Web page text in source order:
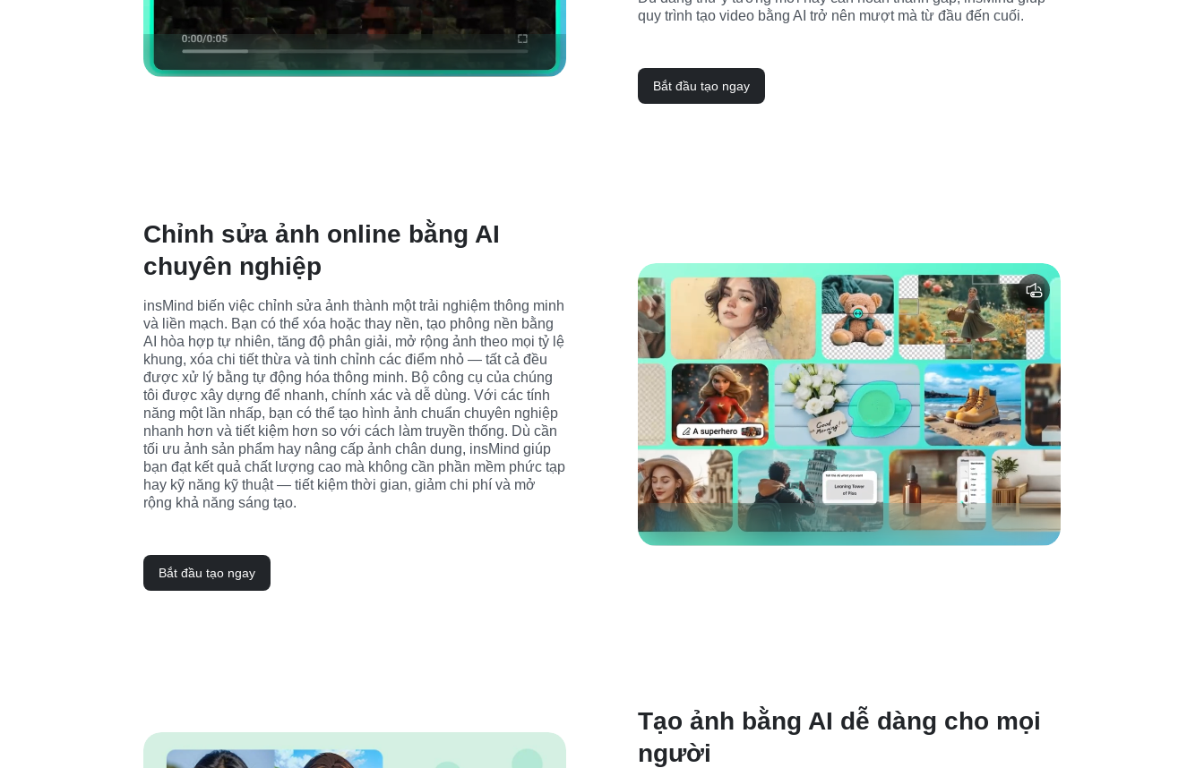
quy trình tạo video bằng AI trở nên mượt mà từ đầu đến cuối.
Bắt đầu tạo ngay
Chỉnh sửa ảnh online bằng AI
chuyên nghiệp
insMind biến việc chỉnh sửa ảnh thành một trải nghiệm thông minh
và liền mạch. Bạn có thể xóa hoặc thay nền, tạo phông nền bằng
AI hòa hợp tự nhiên, tăng độ phân giải, mở rộng ảnh theo mọi tỷ lệ
khung, xóa chi tiết thừa và tinh chỉnh các điểm nhỏ — tất cả đều
được xử lý bằng tự động hóa thông minh. Bộ công cụ của chúng
tôi được xây dựng để nhanh, chính xác và dễ dùng. Với các tính
năng một lần nhấp, bạn có thể tạo hình ảnh chuẩn chuyên nghiệp
nhanh hơn và tiết kiệm hơn so với cách làm truyền thống. Dù cần
tối ưu ảnh sản phẩm hay nâng cấp ảnh chân dung, insMind giúp
bạn đạt kết quả chất lượng cao mà không cần phần mềm phức tạp
hay kỹ năng kỹ thuật — tiết kiệm thời gian, giảm chi phí và mở
rộng khả năng sáng tạo.
Bắt đầu tạo ngay
Tạo ảnh bằng AI dễ dàng cho mọi
người